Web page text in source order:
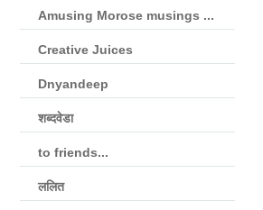
Amusing Morose musings ...
Creative Juices
Dnyandeep
शब्दवेडा
to friends...
ललित